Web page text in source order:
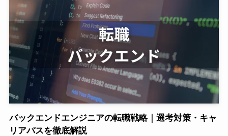
バックエンドエンジニアの転職戦略｜選考対策・キャ
リアパスを徹底解説